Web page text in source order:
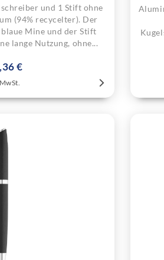
und 1 Stift ohne
(94% recycelter). Der
Mine und der Stift
lange Nutzung, ohne...
€